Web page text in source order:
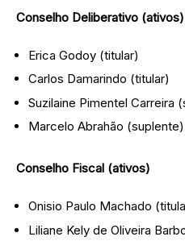
Conselho Deliberativo (ativos)
Erica Godoy (titular)
Carlos Damarindo (titular)
Suzilaine Pimentel Carreira
Marcelo Abrahão (suplente)
Conselho Fiscal (ativos)
Onisio Paulo Machado
Liliane Kely de Oliveira